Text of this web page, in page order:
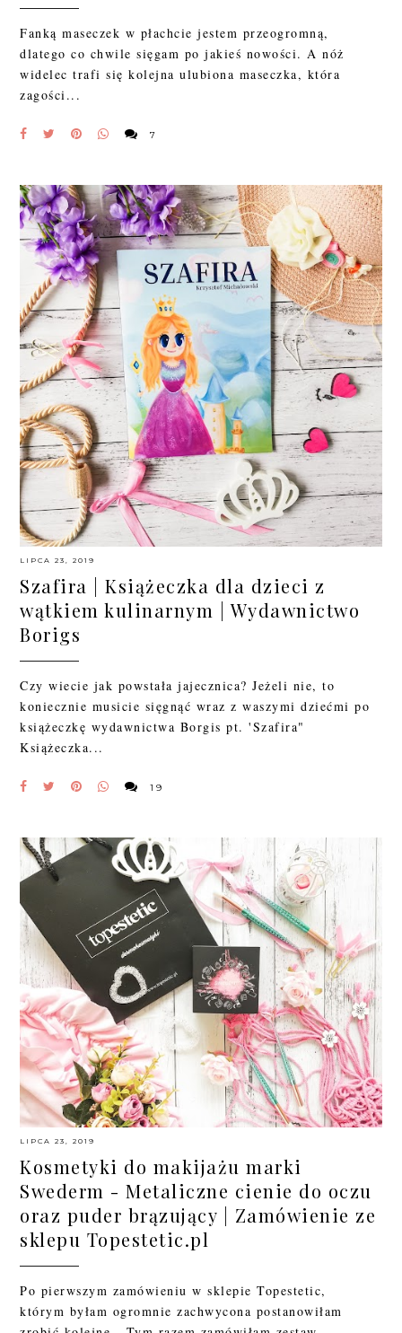
Fanką maseczek w płachcie jestem przeogromną,
dlatego co chwile sięgam po jakieś nowości. A nóż
widelec trafi się kolejna ulubiona maseczka, która
zagości...
7
LIPCA 23, 2019
Szafira | Książeczka dla dzieci z
wątkiem kulinarnym | Wydawnictwo
Borigs
Czy wiecie jak powstała jajecznica? Jeżeli nie, to
koniecznie musicie sięgnąć wraz z waszymi dziećmi po
książeczkę wydawnictwa Borgis pt. 'Szafira"
Książeczka...
19
LIPCA 23, 2019
Kosmetyki do makijażu marki
Swederm - Metaliczne cienie do oczu
oraz puder brązujący | Zamówienie ze
sklepu Topestetic.pl
Po pierwszym zamówieniu w sklepie Topestetic,
którym byłam ogromnie zachwycona postanowiłam